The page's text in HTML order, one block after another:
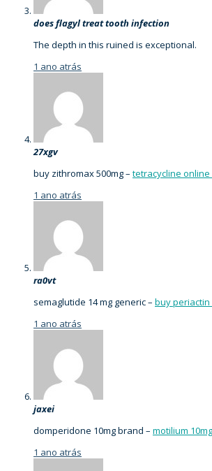
does flagyl treat tooth infection
The depth in this ruined is exceptional.
1 ano atrás
27xgv
buy zithromax 500mg – tetracycline
1 ano atrás
ra0vt
semaglutide 14 mg generic – buy periactin
1 ano atrás
jaxei
domperidone 10mg brand – motilium
1 ano atrás